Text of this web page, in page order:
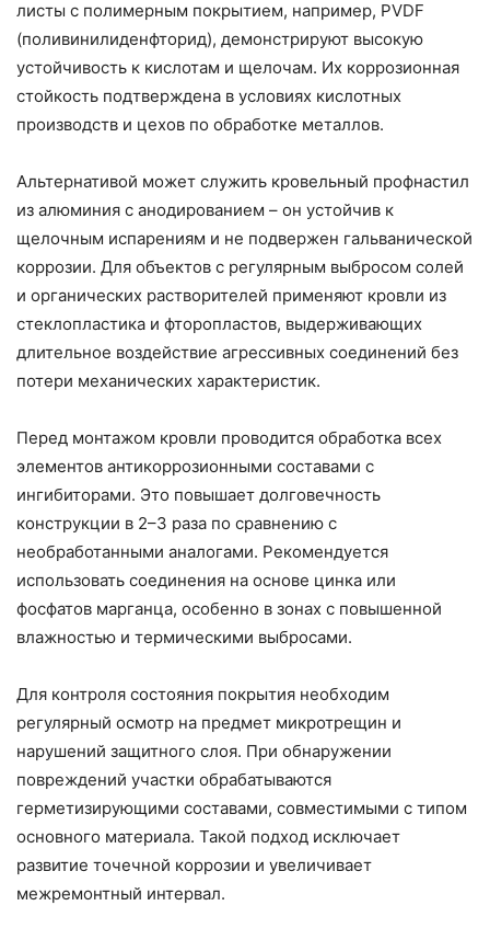
листы с полимерным покрытием, например, PVDF
(поливинилиденфторид), демонстрируют высокую
устойчивость к кислотам и щелочам. Их коррозионная
стойкость подтверждена в условиях кислотных
производств и цехов по обработке металлов.
Альтернативой может служить кровельный профнастил
из алюминия с анодированием – он устойчив к
щелочным испарениям и не подвержен гальванической
коррозии. Для объектов с регулярным выбросом солей
и органических растворителей применяют кровли из
стеклопластика и фторопластов, выдерживающих
длительное воздействие агрессивных соединений без
потери механических характеристик.
Перед монтажом кровли проводится обработка всех
элементов антикоррозионными составами с
ингибиторами. Это повышает долговечность
конструкции в 2–3 раза по сравнению с
необработанными аналогами. Рекомендуется
использовать соединения на основе цинка или
фосфатов марганца, особенно в зонах с повышенной
влажностью и термическими выбросами.
Для контроля состояния покрытия необходим
регулярный осмотр на предмет микротрещин и
нарушений защитного слоя. При обнаружении
повреждений участки обрабатываются
герметизирующими составами, совместимыми с типом
основного материала. Такой подход исключает
развитие точечной коррозии и увеличивает
межремонтный интервал.